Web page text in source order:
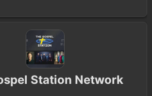
Station Network